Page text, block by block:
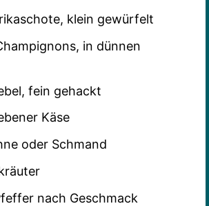
klein gewürfelt
in dünnen
fein gehackt
Käse
oder Schmand
nach Geschmack